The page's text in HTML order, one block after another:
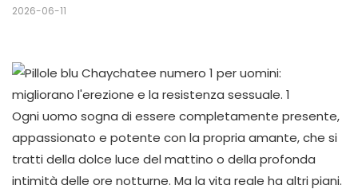
2026-06-11
Ogni uomo sogna di essere completamente presente,
appassionato e potente con la propria amante, che si
tratti della dolce luce del mattino o della profonda
intimità delle ore notturne. Ma la vita reale ha altri piani.